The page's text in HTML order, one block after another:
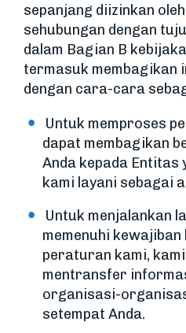
sepanjang diizinkan
sehubungan dengan
dalam Bagian B
termasuk membagikan
dengan cara-cara
Untuk memproses
dapat membagikan
Anda kepada Entitas
kami layani sebagai
Untuk menjalankan
memenuhi kewajiban
peraturan kami,
mentransfer
organisasi-
setempat Anda.